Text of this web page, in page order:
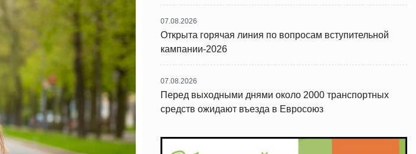
07.08.2026
Открыта горячая линия по вопросам вступительной
кампании-2026
07.08.2026
Перед выходными днями около 2000 транспортных
средств ожидают въезда в Евросоюз